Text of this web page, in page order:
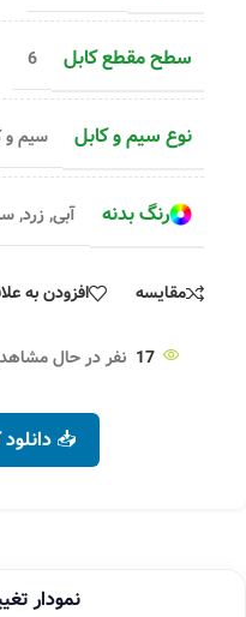
سطح مقطع کابل 6
نوع سیم و کابل سیم و
رنگ بدنه آبی,زرد,
مقایسه افزودن به
17 نفر در حال
📥
نمودار